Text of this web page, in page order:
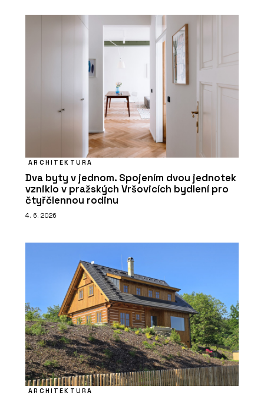
ARCHITEKTURA
Dva byty v jednom. Spojením dvou jednotek
vzniklo v pražských Vršovicích bydlení pro
čtyřčlennou rodinu
4. 6. 2026
ARCHITEKTURA